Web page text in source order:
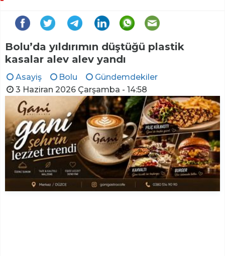
Bolu’da yıldırımın düştüğü plastik
kasalar alev alev yandı
Asayiş Bolu
Gündemdekiler
3 Haziran 2026 Çarşamba - 14:58